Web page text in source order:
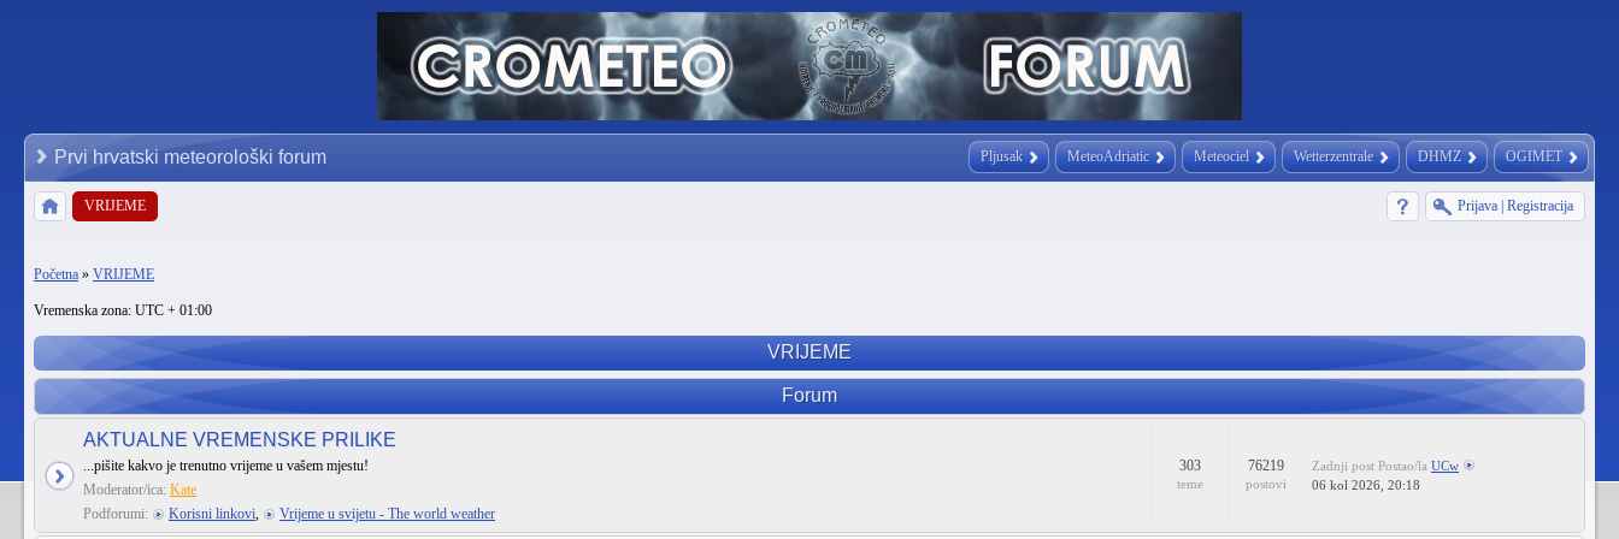
Pljusak MeteoAdriatic Meteociel Wetterzentrale DHMZ OGIMET
Prvi hrvatski meteorološki forum
VRIJEME Prijava Registracija
Početna » VRIJEME
Vremenska zona: UTC + 01:00
VRIJEME
Forum
AKTUALNE VREMENSKE PRILIKE
...pišite kakvo je trenutno vrijeme u vašem mjestu!
Moderator/ica: Kate
Podforumi:
Korisni linkovi, Vrijeme u svijetu - The world weather
303
teme
76219
postovi
Zadnji post Postao/la UCw
06 kol 2026, 20:18